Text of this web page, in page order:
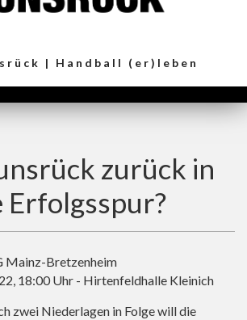
| Handball (er)leben
zurück in
Erfolgsspur?
Mainz-Bretzenheim
18:00 Uhr - Hirtenfeldhalle Kleinich
zwei Niederlagen in Folge will die